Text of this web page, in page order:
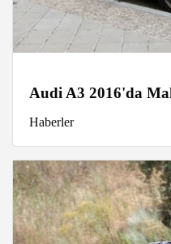
Audi A3 2016'da
Haberler